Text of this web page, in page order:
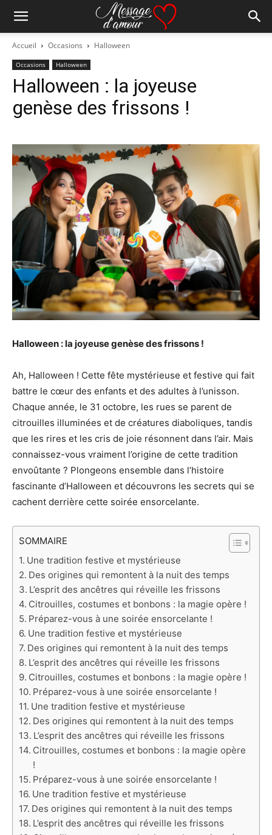
Accueil Occasions Halloween
Occasions Halloween
Halloween : la joyeuse
genèse des frissons !
Halloween : la joyeuse genèse des frissons !
Ah, Halloween ! Cette fête mystérieuse et festive qui fait
battre le cœur des enfants et des adultes à l’unisson.
Chaque année, le 31 octobre, les rues se parent de
citrouilles illuminées et de créatures diaboliques, tandis
que les rires et les cris de joie résonnent dans l’air. Mais
connaissez-vous vraiment l’origine de cette tradition
envoûtante ? Plongeons ensemble dans l’histoire
fascinante d’Halloween et découvrons les secrets qui se
cachent derrière cette soirée ensorcelante.
SOMMAIRE
Une tradition festive et mystérieuse
Des origines qui remontent à la nuit des temps
L’esprit des ancêtres qui réveille les frissons
Citrouilles, costumes et bonbons : la magie opère !
Préparez-vous à une soirée ensorcelante !
Une tradition festive et mystérieuse
Des origines qui remontent à la nuit des temps
L’esprit des ancêtres qui réveille les frissons
Citrouilles, costumes et bonbons : la magie opère !
Préparez-vous à une soirée ensorcelante !
Une tradition festive et mystérieuse
Des origines qui remontent à la nuit des temps
L’esprit des ancêtres qui réveille les frissons
Citrouilles, costumes et bonbons : la magie opère
!
Préparez-vous à une soirée ensorcelante !
Une tradition festive et mystérieuse
Des origines qui remontent à la nuit des temps
L’esprit des ancêtres qui réveille les frissons